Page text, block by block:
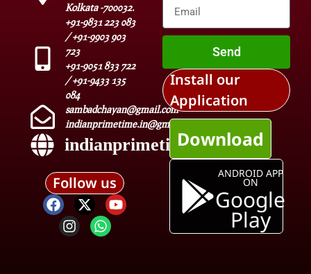
Kolkata -700032.
+91-9831 223 083
/ +91-9903 903
723
+91-9051 833 722
/ +91-9433 135
084
sambadchayan@gmail.com
indianprimetime.in@gmail.com
indianprimetime.in
Follow us
Send
Install our
Application
Download
ANDROID APP
ON
Google
Play